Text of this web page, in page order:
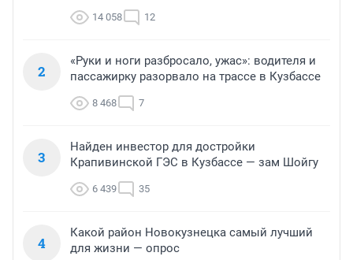
14 058 12
2
«Руки и ноги разбросало, ужас»: водителя и
пассажирку разорвало на трассе в Кузбассе
8 468 7
3
Найден инвестор для достройки
Крапивинской ГЭС в Кузбассе — зам Шойгу
6 439 35
4
Какой район Новокузнецка самый лучший
для жизни — опрос